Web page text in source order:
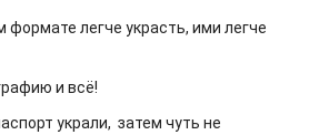
легче украсть, ими легче
и всё!
украли, затем чуть не